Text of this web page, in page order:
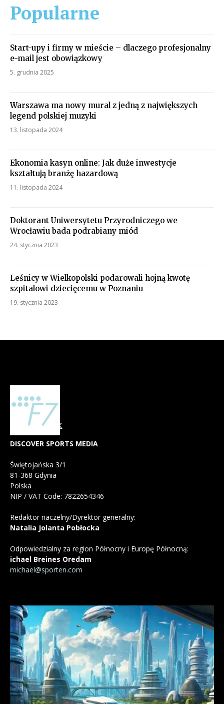
Popularne
Start-upy i firmy w mieście – dlaczego profesjonalny
e-mail jest obowiązkowy
5. grudnia 2025
Warszawa ma nowy mural z jedną z największych
legend polskiej muzyki
13. listopada 2024
Ekonomia kasyn online: Jak duże inwestycje
kształtują branżę hazardową
11. listopada 2024
Doktorant Uniwersytetu Przyrodniczego we
Wrocławiu bada podrabiany miód
24. stycznia 2023
Leśnicy w Wielkopolski podarowali hojną kwotę
szpitalowi dziecięcemu w Poznaniu
19. stycznia 2023
DISCOVER SPORTS MEDIA
Świętojańska 3/1
81-368 Gdynia
Polska
NIP / VAT Code: 7822654346
Redaktor naczelny/Dyrektor generalny:
Natalia Jolanta Pobłocka
Odpowiedzialny za region Północny i Europę Północną:
ichael Breines Oredam
michael@sporten.com